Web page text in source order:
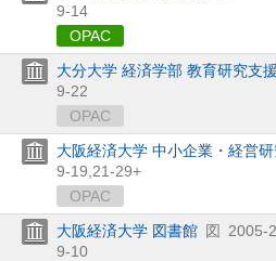
9-14
OPAC
大分大学 経済学部 教育研究支
9-22
OPAC
大阪経済大学 中小企業・経営
9-19, 21-29+
OPAC
大阪経済大学 図書館 図 2005-
9-10